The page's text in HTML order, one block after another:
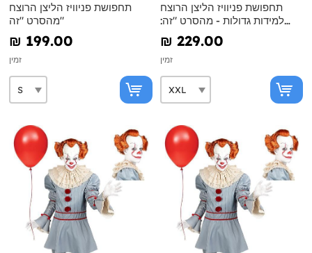
תחפושת פניוויז הליצן הרוצח
מהסרט "זה"
₪‎ 199.00
זמין
תחפושת פניוויז הליצן הרוצח
למידות גדולות - מהסרט "זה:
חלק 2"
₪‎ 229.00
זמין